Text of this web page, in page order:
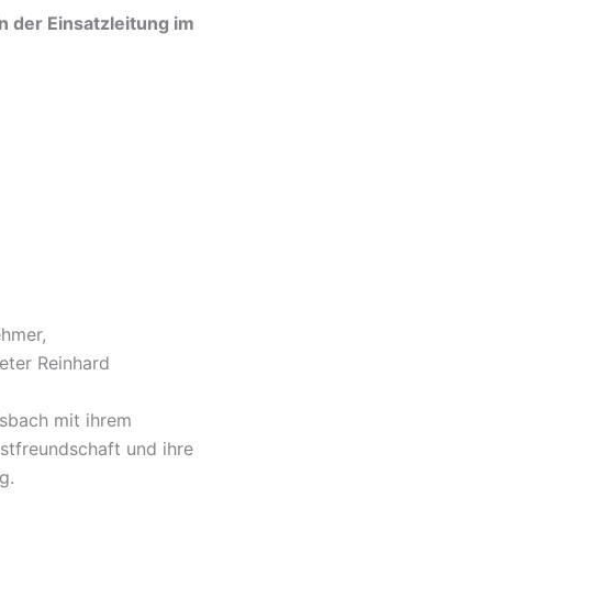
der Einsatzleitung im
Reinhard
mit ihrem
und ihre